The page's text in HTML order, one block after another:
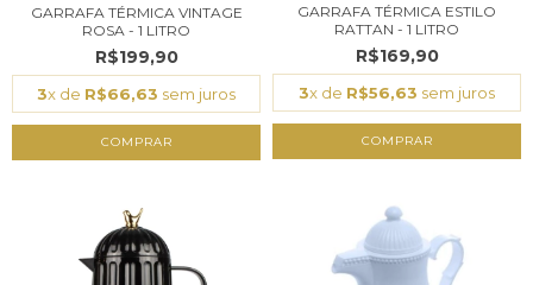
GARRAFA TÉRMICA VINTAGE
ROSA - 1 LITRO
R$199,90
3x de R$66,63 sem juros
COMPRAR
GARRAFA TÉRMICA ESTILO
RATTAN - 1 LITRO
R$169,90
3x de R$56,63 sem juros
COMPRAR